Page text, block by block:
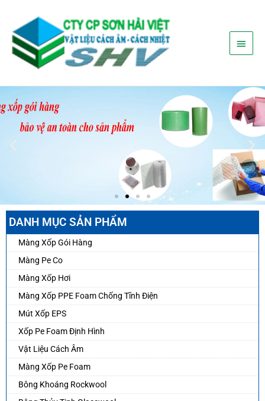
dung
chính
DANH MỤC SẢN PHẨM
Màng Xốp Gói Hàng
Màng Pe Co
Màng Xốp Hơi
Màng Xốp PPE Foam Chống Tĩnh Điện
Mút Xốp EPS
Xốp Pe Foam Định Hình
Vật Liệu Cách Âm
Màng Xốp Pe Foam
Bông Khoáng Rockwool